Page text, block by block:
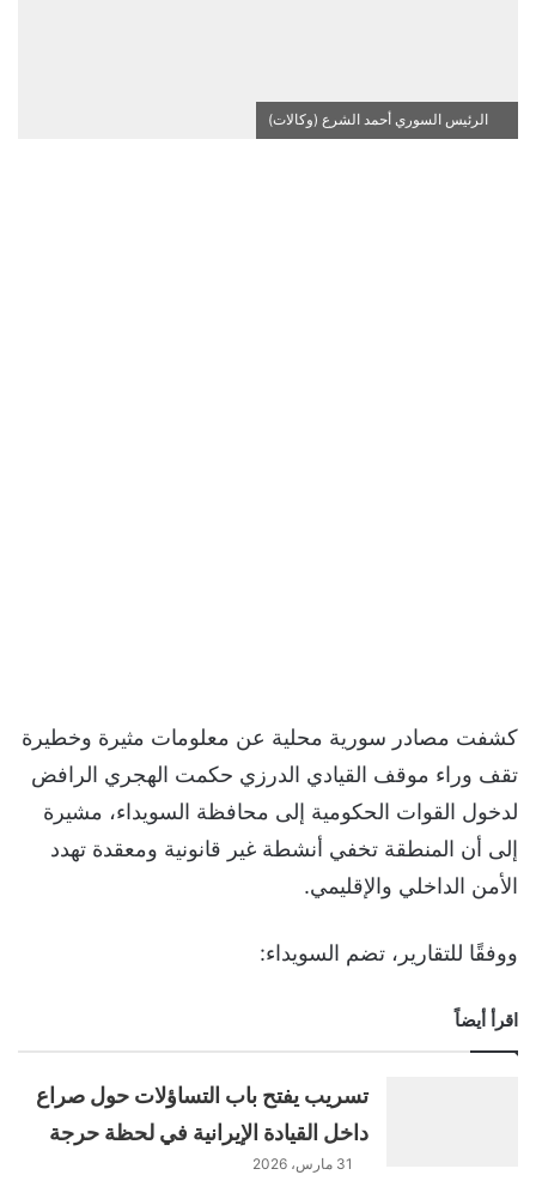
الرئيس السوري أحمد الشرع (وكالات)
كشفت مصادر سورية محلية عن معلومات مثيرة وخطيرة
تقف وراء موقف القيادي الدرزي حكمت الهجري الرافض
لدخول القوات الحكومية إلى محافظة السويداء، مشيرة
إلى أن المنطقة تخفي أنشطة غير قانونية ومعقدة تهدد
الأمن الداخلي والإقليمي.
ووفقًا للتقارير، تضم السويداء:
اقرأ أيضاً
تسريب يفتح باب التساؤلات حول صراع
داخل القيادة الإيرانية في لحظة حرجة
31 مارس، 2026